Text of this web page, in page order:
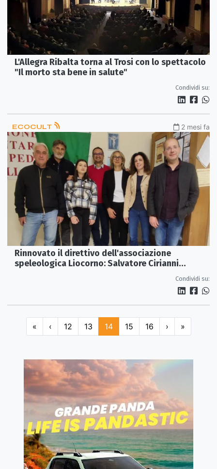
L'Allegra Ribalta torna al Trosi con lo spettacolo
"Il morto sta bene in salute"
Condividi su:
ECOCULT 2 mesi fa
Rinnovato il direttivo dell'associazione
speleologica Liocorno: Salvatore Cirianni
Condividi su:
« ‹ 12 13 14 15 16 › »